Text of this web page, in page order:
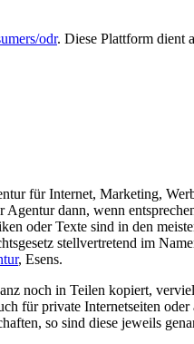
odr. Diese Plattform dient
für Internet, Marketing,
dann, wenn
oder Texte sind in den
stellvertretend im
, Esens.
noch in Teilen kopiert,
für private Internetseiten
so sind diese jeweils